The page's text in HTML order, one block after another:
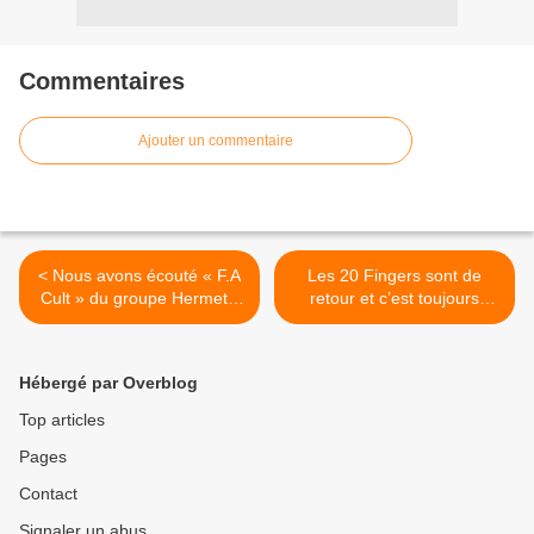
Commentaires
Ajouter un commentaire
< Nous avons écouté « F.A
Cult » du groupe Hermetic
Delight !
Les 20 Fingers sont de
retour et c’est toujours
aussi chaud ! >
Hébergé par Overblog
Top articles
Pages
Contact